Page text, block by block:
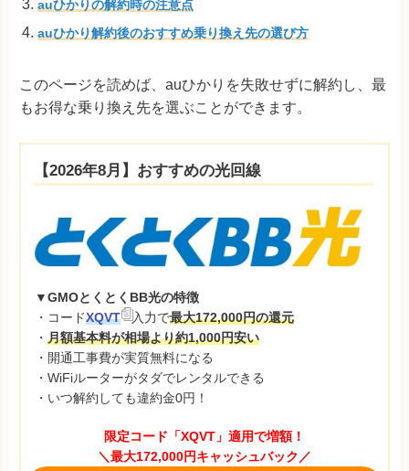
auひかりの解約時の注意点
auひかり解約後のおすすめ乗り換え先の選び方
このページを読めば、auひかりを失敗せずに解約し、最
もお得な乗り換え先を選ぶことができます。
【2026年8月】おすすめの光回線
▼GMOとくとくBB光の特徴
・コードXQVT 入力で最大172,000円の還元
・ 月額基本料が相場より約1,000円安い
・開通工事費が実質無料になる
・WiFiルーターがタダでレンタルできる
・いつ解約しても違約金0円！
限定コード「XQVT」適用で増額！
＼最大172,000円キャッシュバック／